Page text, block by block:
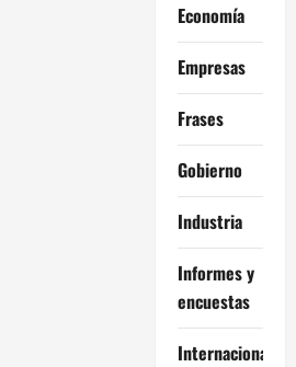
Economía
Empresas
Frases
Gobierno
Industria
Informes y
encuestas
Internacional